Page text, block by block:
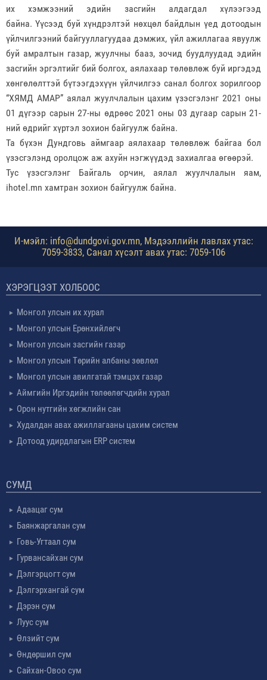
их хэмжээний эдийн засгийн алдагдал хүлээгээд
байна.Үүсээд буй хүндрэлтэй нөхцөл байдлын үед дотоодын
үйлчилгээний байгууллагуудаа дэмжих, үйл ажиллагаа явуулж
буй амралтын газар, жуулчны бааз, зочид буудлуудад эдийн
засгийн эргэлтийг бий болгох, аялахаар төлөвлөж буй иргэдэд
хөнгөлөлттэй бүтээгдэхүүн үйлчилгээ санал болгох зорилгоор
“ХЯМД АМАР” аялал жуулчлалын цахим үзэсгэлэнг 2021 оны
01 дүгээр сарын 27-ны өдрөөс 2021 оны 03 дугаар сарын 21-
ний өдрийг хүртэл зохион байгуулж байна.
Та бүхэн Дундговь аймгаар аялахаар төлөвлөж байгаа бол
үзэсгэлэнд оролцож аж ахуйн нэгжүүдэд захиалгаа өгөөрэй.
Тус үзэсгэлэнг Байгаль орчин, аялал жуулчлалын яам,
ihotel.mn хамтран зохион байгуулж байна.
И-мэйл: info@dundgovi.gov.mn, Мэдээллийн лавлах утас:
7059-3833, Санал хүсэлт авах утас: 7059-106
ХЭРЭГЦЭЭТ ХОЛБООС
Монгол улсын их хурал
Монгол улсын Ерөнхийлөгч
Монгол улсын засгийн газар
Монгол улсын Төрийн албаны зөвлөл
Монгол улсын авилгатай тэмцэх газар
Аймгийн Иргэдийн төлөөлөгчдийн хурал
Орон нутгийн хөгжлийн сан
Худалдан авах ажиллагааны цахим систем
Дотоод удирдлагын ERP систем
СУМД
Адаацаг сум
Баянжаргалан сум
Говь-Угтаал сум
Гурвансайхан сум
Дэлгэрцогт сум
Дэлгэрхангай сум
Дэрэн сум
Луус сум
Өлзийт сум
Өндөршил сум
Сайхан-Овоо сум